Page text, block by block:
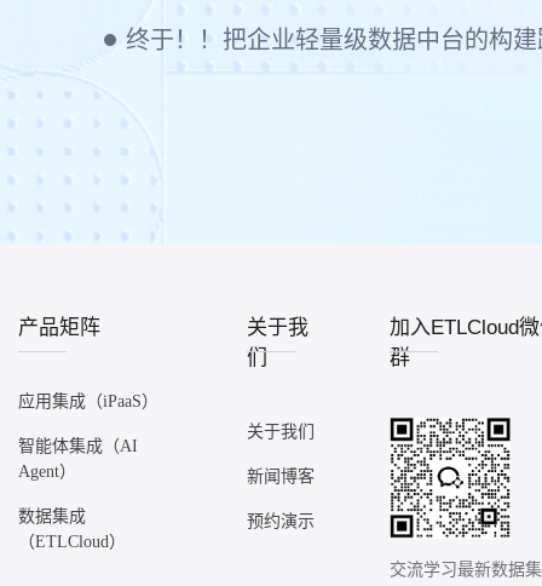
终于！！把企业轻量级数据中台的构
产品矩阵
应用集成（iPaaS）
智能体集成（AI
Agent）
数据集成
（ETLCloud）
关于我
们
关于我们
新闻博客
预约演示
加入ETLCloud
群
交流学习最新数据